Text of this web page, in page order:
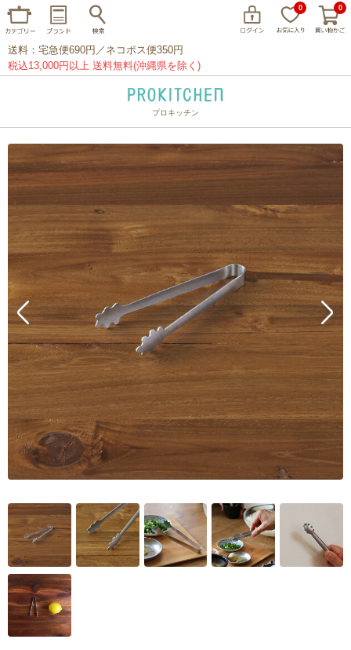
0 0
家事問屋 ウェック フライパン
プレート グラス
プロキッチンオリジナル 山田工業所
山一 マリメッコ つきじ常陸屋 柳宗理
閉じる
送料：宅急便690円／ネコポス便350円
税込13,000円以上 送料無料(沖縄県を除く)
プロキッチン